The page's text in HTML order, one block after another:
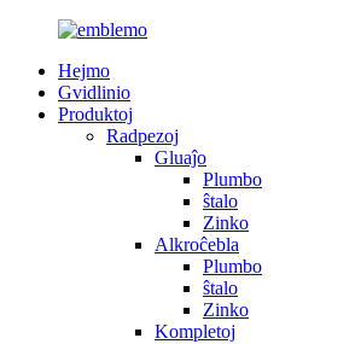
Hejmo
Gvidlinio
Produktoj
Radpezoj
Gluaĵo
Plumbo
ŝtalo
Zinko
Alkroĉebla
Plumbo
ŝtalo
Zinko
Kompletoj